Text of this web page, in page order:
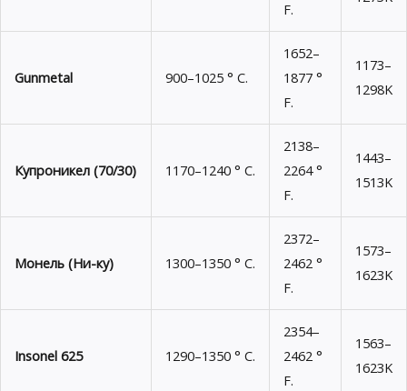
F.
Gunmetal 900–1025 ° C.
1652–
1877 °
F.
1173–
1298K
Купроникел (70/30) 1170–1240 ° C.
2138–
2264 °
F.
1443–
1513K
Монель (Ни-ку) 1300–1350 ° C.
2372–
2462 °
F.
1573–
1623K
Insonel 625 1290–1350 ° C.
2354–
2462 °
F.
1563–
1623K